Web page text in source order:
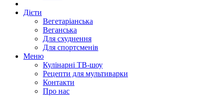
Дієти
Вегетаріанська
Веганська
Для схуднення
Для спортсменів
Меню
Кулінарні ТВ-шоу
Рецепти для мультиварки
Контакти
Про нас